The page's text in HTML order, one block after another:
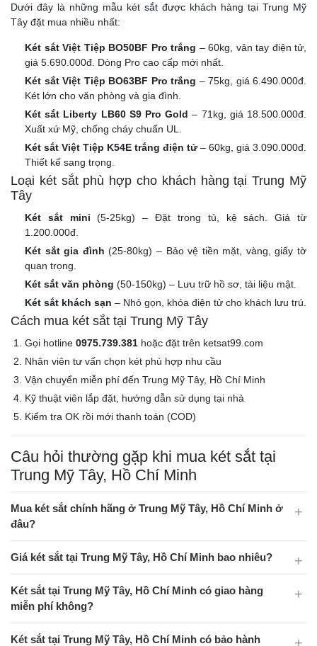
Dưới đây là những mẫu két sắt được khách hàng tại Trung Mỹ
Tây đặt mua nhiều nhất:
Két sắt Việt Tiệp BO50BF Pro trắng – 60kg, vân tay điện tử,
giá 5.690.000đ. Dòng Pro cao cấp mới nhất.
Két sắt Việt Tiệp BO63BF Pro trắng – 75kg, giá 6.490.000đ.
Két lớn cho văn phòng và gia đình.
Két sắt Liberty LB60 S9 Pro Gold – 71kg, giá 18.500.000đ.
Xuất xứ Mỹ, chống cháy chuẩn UL.
Két sắt Việt Tiệp K54E trắng điện tử– 60kg, giá 3.090.000đ.
Thiết kế sang trọng.
Loại két sắt phù hợp cho khách hàng tại Trung Mỹ
Tây
Két sắt mini (5-25kg) – Đặt trong tủ, kệ sách. Giá từ
1.200.000đ.
Két sắt gia đình (25-80kg) – Bảo vệ tiền mặt, vàng, giấy tờ
quan trọng.
Két sắt văn phòng (50-150kg) – Lưu trữ hồ sơ, tài liệu mật.
Két sắt khách sạn – Nhỏ gọn, khóa điện tử cho khách lưu trú.
Cách mua két sắt tại Trung Mỹ Tây
Gọi hotline 0975.739.381 hoặc đặt trên ketsat99.com
Nhân viên tư vấn chọn két phù hợp nhu cầu
Vận chuyển miễn phí đến Trung Mỹ Tây, Hồ Chí Minh
Kỹ thuật viên lắp đặt, hướng dẫn sử dụng tại nhà
Kiểm tra OK rồi mới thanh toán (COD)
Câu hỏi thường gặp khi mua két sắt tại
Trung Mỹ Tây, Hồ Chí Minh
Mua két sắt chính hãng ở Trung Mỹ Tây, Hồ Chí Minh ở
đâu?
Giá két sắt tại Trung Mỹ Tây, Hồ Chí Minh bao nhiêu?
Két sắt tại Trung Mỹ Tây, Hồ Chí Minh có giao hàng
miễn phí không?
Két sắt tại Trung Mỹ Tây, Hồ Chí Minh có bảo hành